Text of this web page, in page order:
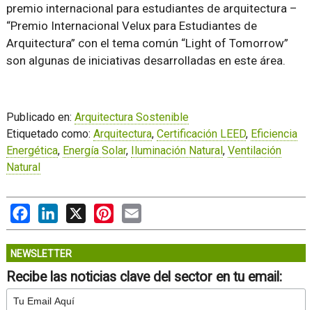
premio internacional para estudiantes de arquitectura –
“Premio Internacional Velux para Estudiantes de
Arquitectura” con el tema común “Light of Tomorrow”
son algunas de iniciativas desarrolladas en este área.
Publicado en: Arquitectura Sostenible
Etiquetado como: Arquitectura, Certificación LEED, Eficiencia
Energética, Energía Solar, Iluminación Natural, Ventilación
Natural
FacebookLinkedIn
X PinterestEmail
NEWSLETTER
Recibe las noticias clave del sector en tu email: